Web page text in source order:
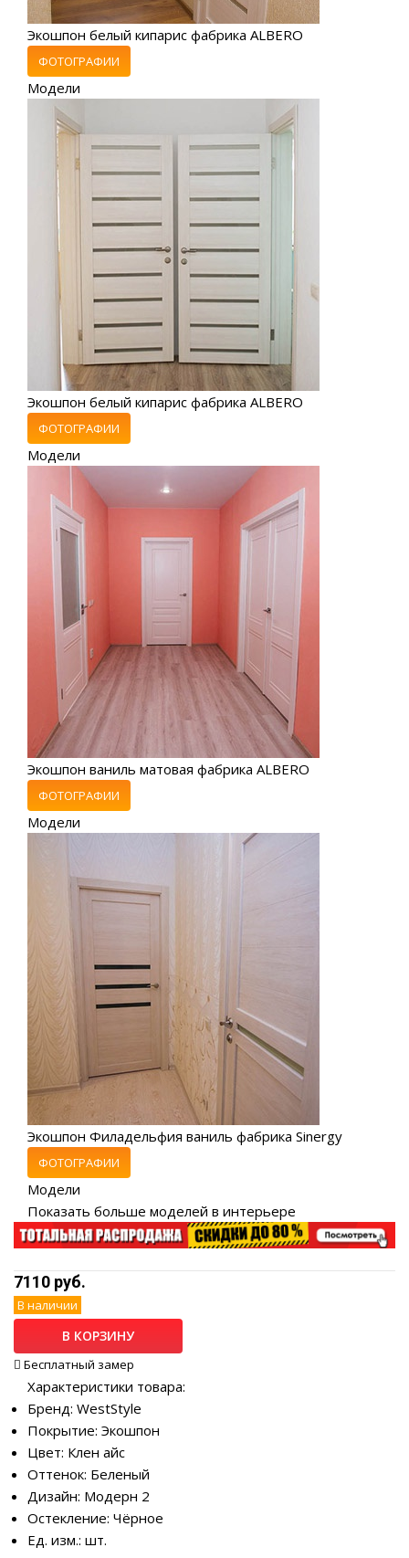
Экошпон белый кипарис фабрика ALBERO
ФОТОГРАФИИ
Модели
Экошпон белый кипарис фабрика ALBERO
ФОТОГРАФИИ
Модели
Экошпон ваниль матовая фабрика ALBERO
ФОТОГРАФИИ
Модели
Экошпон Филадельфия ваниль фабрика Sinergy
ФОТОГРАФИИ
Модели
Показать больше моделей в интерьере
7110 руб.
В наличии
В КОРЗИНУ
Бесплатный замер
Характеристики товара:
Бренд: WestStyle
Покрытие: Экошпон
Цвет: Клен айс
Оттенок: Беленый
Дизайн: Модерн 2
Остекление: Чёрное
Ед. изм.: шт.